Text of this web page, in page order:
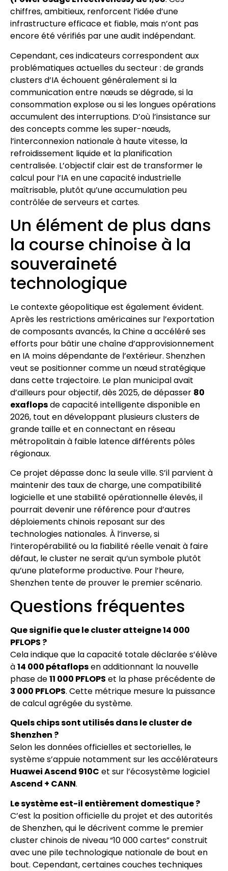
chiffres, ambitieux, renforcent l’idée d’une
infrastructure efficace et fiable, mais n’ont pas
encore été vérifiés par une audit indépendant.
Cependant, ces indicateurs correspondent aux
problématiques actuelles du secteur : de grands
clusters d’IA échouent généralement si la
communication entre nœuds se dégrade, si la
consommation explose ou si les longues opérations
accumulent des interruptions. D’où l’insistance sur
des concepts comme les super-nœuds,
l’interconnexion nationale à haute vitesse, la
refroidissement liquide et la planification
centralisée. L’objectif clair est de transformer le
calcul pour l’IA en une capacité industrielle
maîtrisable, plutôt qu’une accumulation peu
contrôlée de serveurs et cartes.
Un élément de plus dans
la course chinoise à la
souveraineté
technologique
Le contexte géopolitique est également évident.
Après les restrictions américaines sur l’exportation
de composants avancés, la Chine a accéléré ses
efforts pour bâtir une chaîne d’approvisionnement
en IA moins dépendante de l’extérieur. Shenzhen
veut se positionner comme un nœud stratégique
dans cette trajectoire. Le plan municipal avait
d’ailleurs pour objectif, dès 2025, de dépasser 80
exaflopsde capacité intelligente disponible en
2026, tout en développant plusieurs clusters de
grande taille et en connectant en réseau
métropolitain à faible latence différents pôles
régionaux.
Ce projet dépasse donc la seule ville. S’il parvient à
maintenir des taux de charge, une compatibilité
logicielle et une stabilité opérationnelle élevés, il
pourrait devenir une référence pour d’autres
déploiements chinois reposant sur des
technologies nationales. À l’inverse, si
l’interopérabilité ou la fiabilité réelle venait à faire
défaut, le cluster ne serait qu’un symbole plutôt
qu’une plateforme productive. Pour l’heure,
Shenzhen tente de prouver le premier scénario.
Questions fréquentes
Que signifie que le cluster atteigne 14 000
PFLOPS ?
Cela indique que la capacité totale déclarée s’élève
à14 000 pétaflopsen additionnant la nouvelle
phase de11 000 PFLOPS et la phase précédente de
3 000 PFLOPS. Cette métrique mesure la puissance
de calcul agrégée du système.
Quels chips sont utilisés dans le cluster de
Shenzhen ?
Selon les données officielles et sectorielles, le
système s’appuie notamment sur les accélérateurs
Huawei Ascend 910C et sur l’écosystème logiciel
Ascend + CANN.
Le système est-il entièrement domestique ?
C’est la position officielle du projet et des autorités
de Shenzhen, qui le décrivent comme le premier
cluster chinois de niveau “10 000 cartes” construit
avec une pile technologique nationale de bout en
bout. Cependant, certaines couches techniques